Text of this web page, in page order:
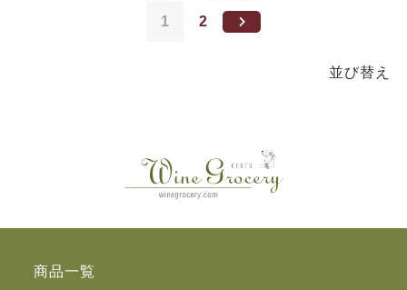
並び替え
1 2
商品一覧